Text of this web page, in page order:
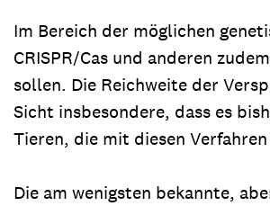
Im Bereich der möglichen
CRISPR/Cas und anderen
sollen. Die Reichweite der
Sicht insbesondere, dass es
Tieren, die mit diesen
Die am wenigsten bekannte,